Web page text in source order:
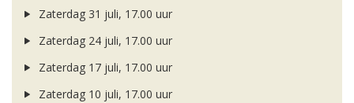
Zaterdag 31 juli, 17.00 uur
Zaterdag 24 juli, 17.00 uur
Zaterdag 17 juli, 17.00 uur
Zaterdag 10 juli, 17.00 uur